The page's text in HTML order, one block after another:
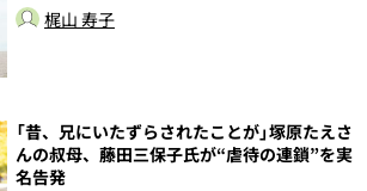
梶山 寿子
「昔、兄にいたずらされたことが」塚原たえさ
んの叔母、藤田三保子氏が“虐待の連鎖”を実
名告発